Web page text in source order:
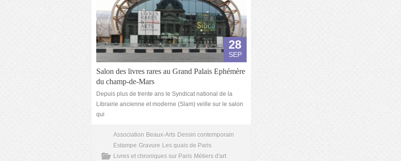
28
SEP
Salon des livres rares au Grand Palais Ephémère
du champ-de-Mars
Depuis plus de trente ans le Syndicat national de la
Librairie ancienne et moderne (Slam) veille sur le salon
qui
Association Beaux-Arts Dessin contemporain
Estampe Gravure Les quais de Paris
Livres et chroniques sur Paris Métiers d'art